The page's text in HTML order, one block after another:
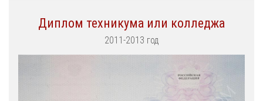
Диплом техникума или колледжа
2011-2013 год